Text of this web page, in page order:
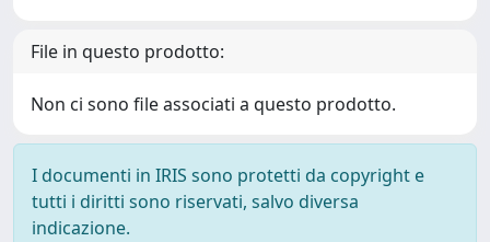
File in questo prodotto:
Non ci sono file associati a questo prodotto.
I documenti in IRIS sono protetti da copyright e
tutti i diritti sono riservati, salvo diversa
indicazione.